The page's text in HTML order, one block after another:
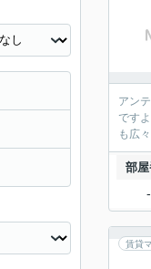
アン
です
も広
部
-
賃貸